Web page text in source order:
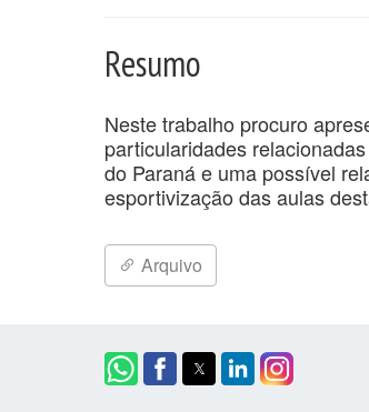
Resumo
Neste trabalho procuro
particularidades
do Paraná e uma possível
esportivização das aulas
Arquivo